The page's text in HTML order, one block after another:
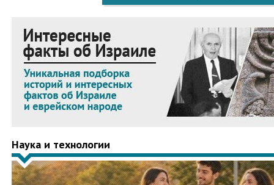
Наука и технологии